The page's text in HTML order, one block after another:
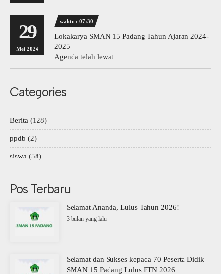
29
Mei 2024
waktu : 07:30
Lokakarya SMAN 15 Padang Tahun Ajaran 2024-
2025
Agenda telah lewat
Categories
Berita (128)
ppdb (2)
siswa (58)
Pos Terbaru
Selamat Ananda, Lulus Tahun 2026!
3 bulan yang lalu
Selamat dan Sukses kepada 70 Peserta Didik
SMAN 15 Padang Lulus PTN 2026